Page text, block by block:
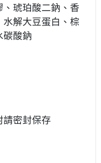
琥珀酸二鈉、香
解大豆蛋白、棕
碳酸鈉
請密封保存